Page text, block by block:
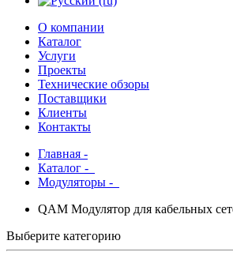
О компании
Каталог
Услуги
Проекты
Технические обзоры
Поставщики
Клиенты
Контакты
Главная -
Каталог -
Модуляторы -
QAM Модулятор для кабельных
Выберите категорию